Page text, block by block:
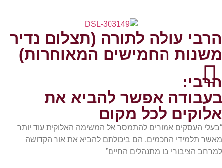
הרבי עולה לתורה (תצלום נדיר
משנות החמישים המאוחרות)
הרבי:
בעבודה אפשר להביא את
אלוקים לכל מקום
“בעלי העסקים אמורים להתמסר אל המשימה האלוקית עוד יותר
מאשר תלמידי החכמים, הם ביכולתם להביא את אור הקדושה
למרחב הציבורי בו מתנהלים החיים”